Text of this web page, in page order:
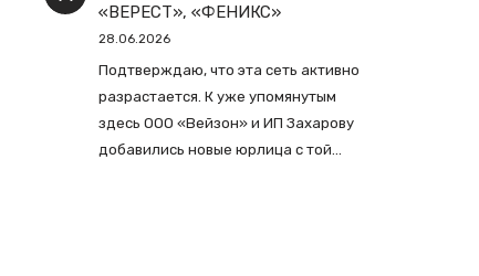
«ВЕРЕСТ», «ФЕНИКС»
28.06.2026
Подтверждаю, что эта сеть активно
разрастается. К уже упомянутым
здесь ООО «Вейзон» и ИП Захарову
добавились новые юрлица с той…